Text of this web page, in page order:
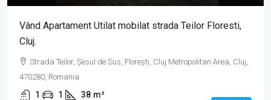
Vând Apartament Utilat mobilat strada Teilor Floresti,
Cluj.
Strada Teilor, Șesul de Sus, Florești, Cluj Metropolitan Area, Cluj,
470280, Romania
1 1 38 m²